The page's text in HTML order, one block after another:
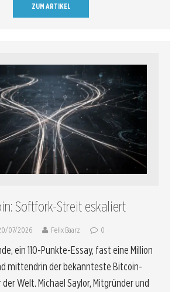
ZUM ARTIKEL
Softfork-Streit eskaliert
07/2026 Felix Baarz 0
ein 110-Punkte-Essay, fast eine Million
mittendrin der bekannteste Bitcoin-
Welt. Michael Saylor, Mitgründer und